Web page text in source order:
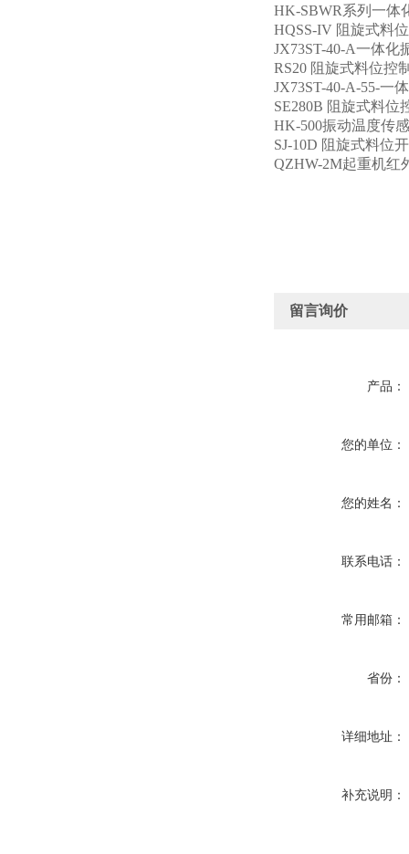
HK-SBWR系列一体
HQSS-IV 阻旋式料
JX73ST-40-A一体化
RS20 阻旋式料位控
JX73ST-40-A-55-一
SE280B 阻旋式料位
HK-500振动温度传
SJ-10D 阻旋式料位
QZHW-2M起重机红
留言询价
产品：
您的单位：
您的姓名：
联系电话：
常用邮箱：
省份：
详细地址：
补充说明：